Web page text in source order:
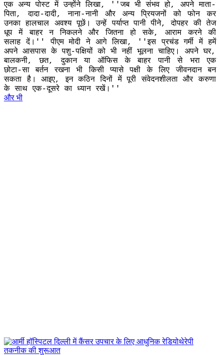
एक अन्य पोस्ट में उन्होंने लिखा, ''जब भी संभव हो, अपने माता-
पिता, दादा-दादी, नाना-नानी और अन्य प्रियजनों को फोन कर
उनका हालचाल अवश्य पूछें। उन्हें पर्याप्त पानी पीने, दोपहर की तेज
धूप में बाहर न निकलने और जितना हो सके, आराम करने की
सलाह दें।'' पीएम मोदी ने आगे लिखा, ''इस प्रचंड गर्मी में हमें
अपने आसपास के पशु-पक्षियों को भी नहीं भूलना चाहिए। अपने घर,
बालकनी, छत, दुकान या ऑफिस के बाहर पानी से भरा एक
छोटा-सा बर्तन रखना भी किसी प्यासे पक्षी के लिए जीवनदान बन
सकता है। आइए, इन कठिन दिनों में पूरी संवेदनशीलता और करुणा
के साथ एक-दूसरे का ध्यान रखें।''
और भी